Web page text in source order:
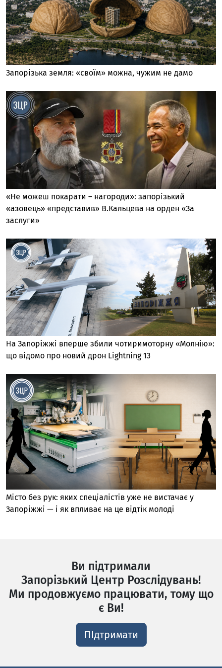
Запорізька земля: «своїм» можна, чужим не дамо
«Не можеш покарати – нагороди»: запорізький
«азовець» «представив» В.Кальцева на орден «За
заслуги»
На Запоріжжі вперше збили чотиримоторну «Молнію»:
що відомо про новий дрон Lightning 13
Місто без рук: яких спеціалістів уже не вистачає у
Запоріжжі — і як впливає на це відтік молоді
Ви підтримали
Запорізький Центр Розслідувань!
Ми продовжуємо працювати, тому що
є Ви!
ПІдтримати